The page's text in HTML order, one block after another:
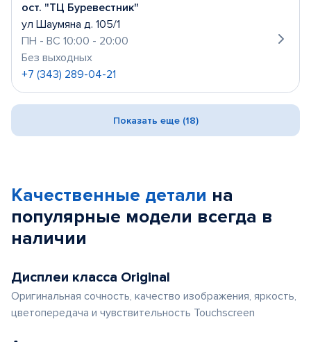
ост. "ТЦ Буревестник"
ул Шаумяна д. 105/1
ПН - ВС 10:00 - 20:00
Без выходных
+7 (343) 289-04-21
Показать еще (18)
Качественные детали на
популярные модели всегда в
наличии
Дисплеи класса Original
Оригинальная сочность, качество изображения, яркость,
цветопередача и чувствительность Touchscreen